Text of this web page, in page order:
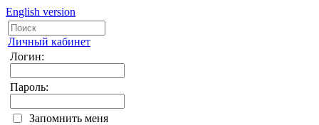
English version
Личный кабинет
Логин:
Пароль:
Запомнить меня